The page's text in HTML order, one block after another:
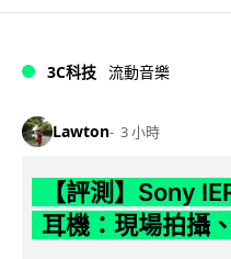
3C科技 流動音樂
Lawton 3 小時
【評測】Sony
耳機：現場拍攝